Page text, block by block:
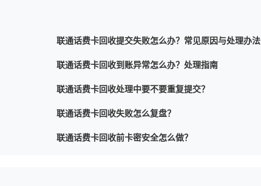
联通话费卡回收提交失败怎么办？常见原因与处理办法
联通话费卡回收到账异常怎么办？处理指南
联通话费卡回收处理中要不要重复提交？
联通话费卡回收失败怎么复盘？
联通话费卡回收前卡密安全怎么做？